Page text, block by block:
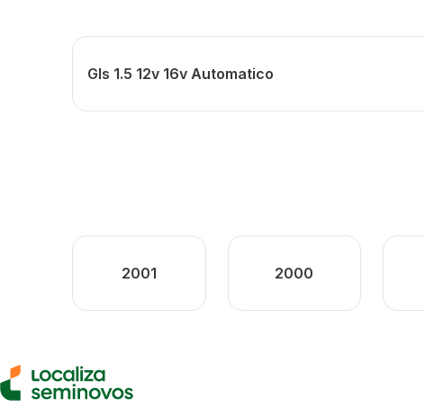
Gls 1.5 12v 16v Automatico
2001 2000